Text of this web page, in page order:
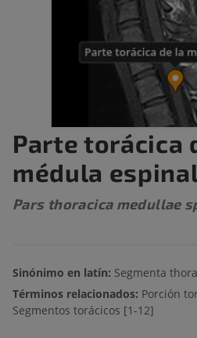
Parte torácica
médula
Pars thoracica medullae
Sinónimo en latín: Segmenta
Términos relacionados: Porción
Segmentos torácicos [1-12]